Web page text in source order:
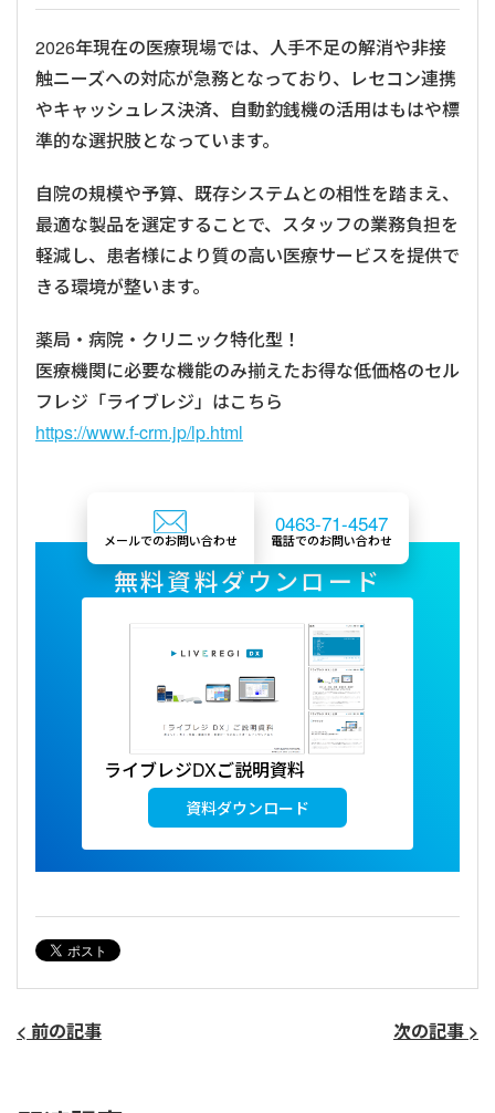
2026年現在の医療現場では、人手不足の解消や非接
触ニーズへの対応が急務となっており、レセコン連携
やキャッシュレス決済、自動釣銭機の活用はもはや標
準的な選択肢となっています。
自院の規模や予算、既存システムとの相性を踏まえ、
最適な製品を選定することで、スタッフの業務負担を
軽減し、患者様により質の高い医療サービスを提供で
きる環境が整います。
薬局・病院・クリニック特化型！
医療機関に必要な機能のみ揃えたお得な低価格のセル
フレジ「ライブレジ」はこちら
https://www.f-crm.jp/lp.html
メールでのお問い合わせ
0463-71-4547
電話でのお問い合わせ
無料資料ダウンロード
ライブレジDXご説明資料
資料ダウンロード
< 前の記事 次の記事 >